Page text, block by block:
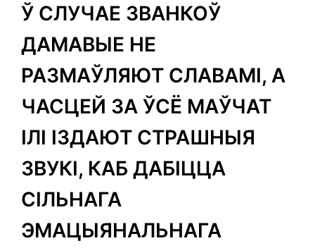
Ў СЛУЧАЕ ЗВАНКОЎ
ДАМАВЫЕ НЕ
РАЗМАЎЛЯЮТ СЛАВАМІ, А
ЧАСЦЕЙ ЗА ЎСЁ МАЎЧАТ
ІЛІ ІЗДАЮТ СТРАШНЫЯ
ЗВУКІ, КАБ ДАБІЦЦА
СІЛЬНАГА
ЭМАЦЫЯНАЛЬНАГА